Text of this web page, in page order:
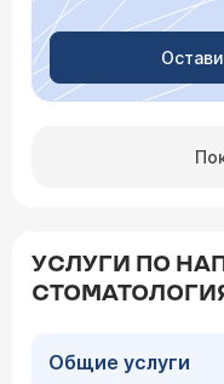
УСЛУГИ ПО
Общие услуги